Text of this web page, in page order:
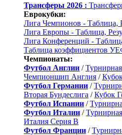
Трансферы 2026 :
Еврокубки:
Лига Чемпионов - Таблица,
Лига Европы - Таблица,
Лига Конференций -
Таблица коэффициентов
Чемпионаты:
Футбол Англии /
Чемпионшип Англия /
Футбол Германии /
Вторая Бундеслига /Кубок
Футбол Испании /
Футбол Италии /
Италия Серия B
Футбол Франции /